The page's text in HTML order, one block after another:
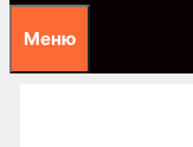
Меню